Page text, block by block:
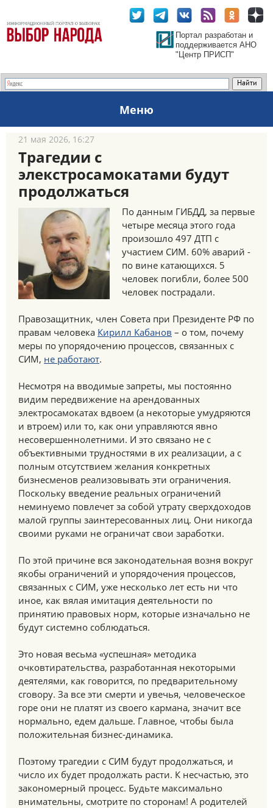
Портал разработан и
поддерживается АНО
"Центр ПРИСП"
Меню
21 мая 2026, 16:27
Трагедии с
элекстросамокатами будут
продолжаться
По данным ГИБДД, за первые
четыре месяца этого года
произошло 497 ДТП с
участием СИМ. 60% аварий -
по вине катающихся. 5
человек погибли, более 500
человек пострадали.
Правозащитник, член Совета при Президенте РФ по
правам человека Кирилл Кабанов – о том, почему
меры по упорядочению процессов, связанных с
СИМ, не работают.
Несмотря на вводимые запреты, мы постоянно
видим передвижение на арендованных
электросамокатах вдвоем (а некоторые умудряются
и втроем) или то, как они управляются явно
несовершеннолетними. И это связано не с
объективными трудностями в их реализации, а с
полным отсутствием желания конкретных
бизнесменов реализовывать эти ограничения.
Поскольку введение реальных ограничений
неминуемо повлечет за собой утрату сверхдоходов
малой группы заинтересованных лиц. Они никогда
своими руками не ограничат свои заработки.
По этой причине вся законодательная возня вокруг
якобы ограничений и упорядочения процессов,
связанных с СИМ, уже несколько лет есть ни что
иное, как вялая имитация деятельности по
принятию правовых норм, которые изначально не
будут системно соблюдаться.
Это новая весьма «успешная» методика
очковтирательства, разработанная некоторыми
деятелями, как говорится, по предварительному
сговору. За все эти смерти и увечья, человеческое
горе они не платят из своего кармана, значит все
нормально, едем дальше. Главное, чтобы была
положительная бизнес-динамика.
Поэтому трагедии с СИМ будут продолжаться, и
число их будет продолжать расти. К несчастью, это
закономерный процесс. Будьте максимально
внимательны, смотрите по сторонам! А родителей